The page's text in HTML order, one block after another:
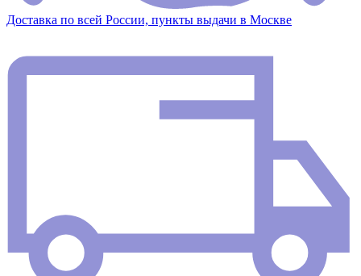
Доставка по всей России, пункты выдачи в Москве